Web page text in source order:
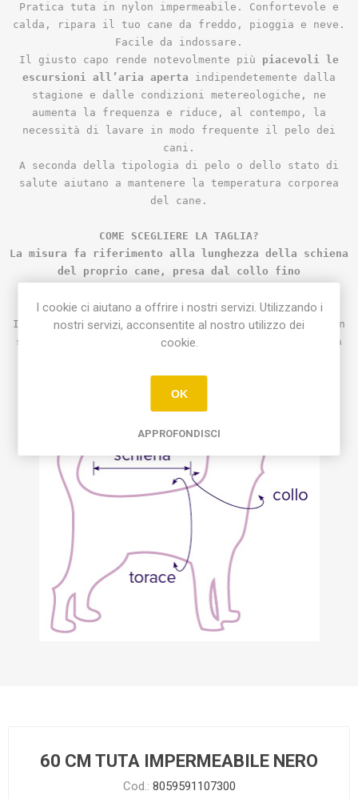
Pratica tuta in nylon impermeabile. Confortevole e
calda, ripara il tuo cane da freddo, pioggia e neve.
Facile da indossare.
Il giusto capo rende notevolmente più piacevoli le
escursioni all’aria aperta indipendetemente dalla
stagione e dalle condizioni metereologiche, ne
aumenta la frequenza e riduce, al contempo, la
necessità di lavare in modo frequente il pelo dei
cani.
A seconda della tipologia di pelo o dello stato di
salute aiutano a mantenere la temperatura corporea
del cane.
COME SCEGLIERE LA TAGLIA?
La misura fa riferimento alla lunghezza della schiena
del proprio cane, presa dal collo fino
In caso di errore è possibile effettuare un reso con
spedizione a vostro carico ed acquistare una taglia
60 CM TUTA IMPERMEABILE NERO
Cod.: 8059591107300
I cookie ci aiutano a offrire i nostri servizi. Utilizzando i
nostri servizi, acconsentite al nostro utilizzo dei
cookie.
OK
APPROFONDISCI